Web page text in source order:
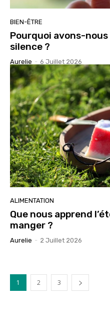
BIEN-ÊTRE
Pourquoi avons-
silence ?
Aurelie - 6 Juillet 2026
ALIMENTATION
Que nous apprend
manger ?
Aurelie - 2 Juillet 2026
1 2 3